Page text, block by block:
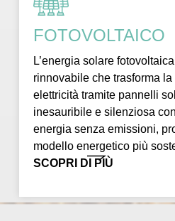
FOTOVOLTAICO
L’energia solare
rinnovabile che trasforma
elettricità tramite pannelli
inesauribile e silenziosa
energia senza emissioni,
modello energetico più
SCOPRI DI PIÙ